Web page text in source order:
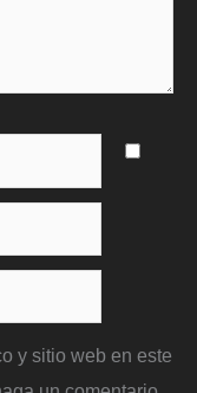
y sitio web en este